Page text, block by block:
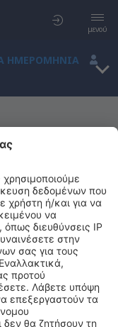
μενού
ΗΜΕΡΟΜΗΝΊΑ
σας
κριτήρια